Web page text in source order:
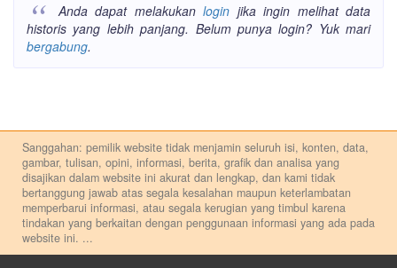
Anda dapat melakukanlogin jika ingin melihat data
historis yang lebih panjang. Belum punya login? Yuk mari
bergabung.
Sanggahan: pemilik website tidak menjamin seluruh isi, konten, data,
gambar, tulisan, opini, informasi, berita, grafik dan analisa yang
disajikan dalam website ini akurat dan lengkap, dan kami tidak
bertanggung jawab atas segala kesalahan maupun keterlambatan
memperbarui informasi, atau segala kerugian yang timbul karena
tindakan yang berkaitan dengan penggunaan informasi yang ada pada
website ini. ...